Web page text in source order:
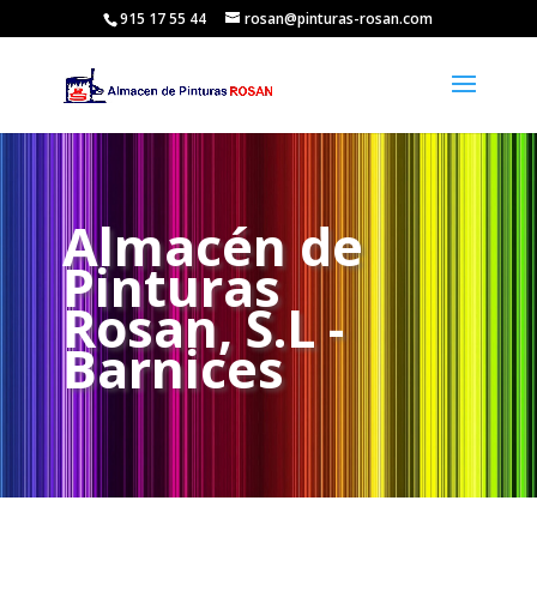
915 17 55 44 rosan@pinturas-rosan.com
Almacén de
Pinturas
Rosan, S.L -
Barnices